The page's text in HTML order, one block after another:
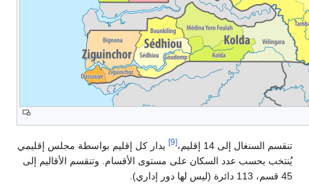
تنقسم السنغال إلى 14 إقليم، [9]
يدار كل إقليم بواسطة مجلس إقليمي
يُنتخب بحسب عدد السكان على مستوى الأقسام. وتنقسم الأقاليم إلى
45 قسم، 113 دائرة (ليس لها دور إداري).